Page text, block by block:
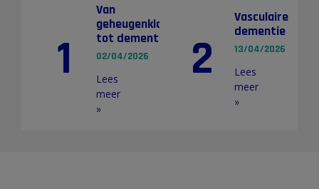
1
Van
geheugenklachten
tot dementie
02/04/2026
Lees
meer
»
2
Vasculaire
dementie
13/04/2026
Lees
meer
»